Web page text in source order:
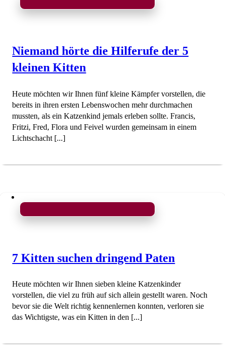
Niemand hörte die Hilferufe der 5
kleinen Kitten
Heute möchten wir Ihnen fünf kleine Kämpfer vorstellen, die
bereits in ihren ersten Lebenswochen mehr durchmachen
mussten, als ein Katzenkind jemals erleben sollte. Francis,
Fritzi, Fred, Flora und Feivel wurden gemeinsam in einem
Lichtschacht [...]
7 Kitten suchen dringend Paten
Heute möchten wir Ihnen sieben kleine Katzenkinder
vorstellen, die viel zu früh auf sich allein gestellt waren. Noch
bevor sie die Welt richtig kennenlernen konnten, verloren sie
das Wichtigste, was ein Kitten in den [...]